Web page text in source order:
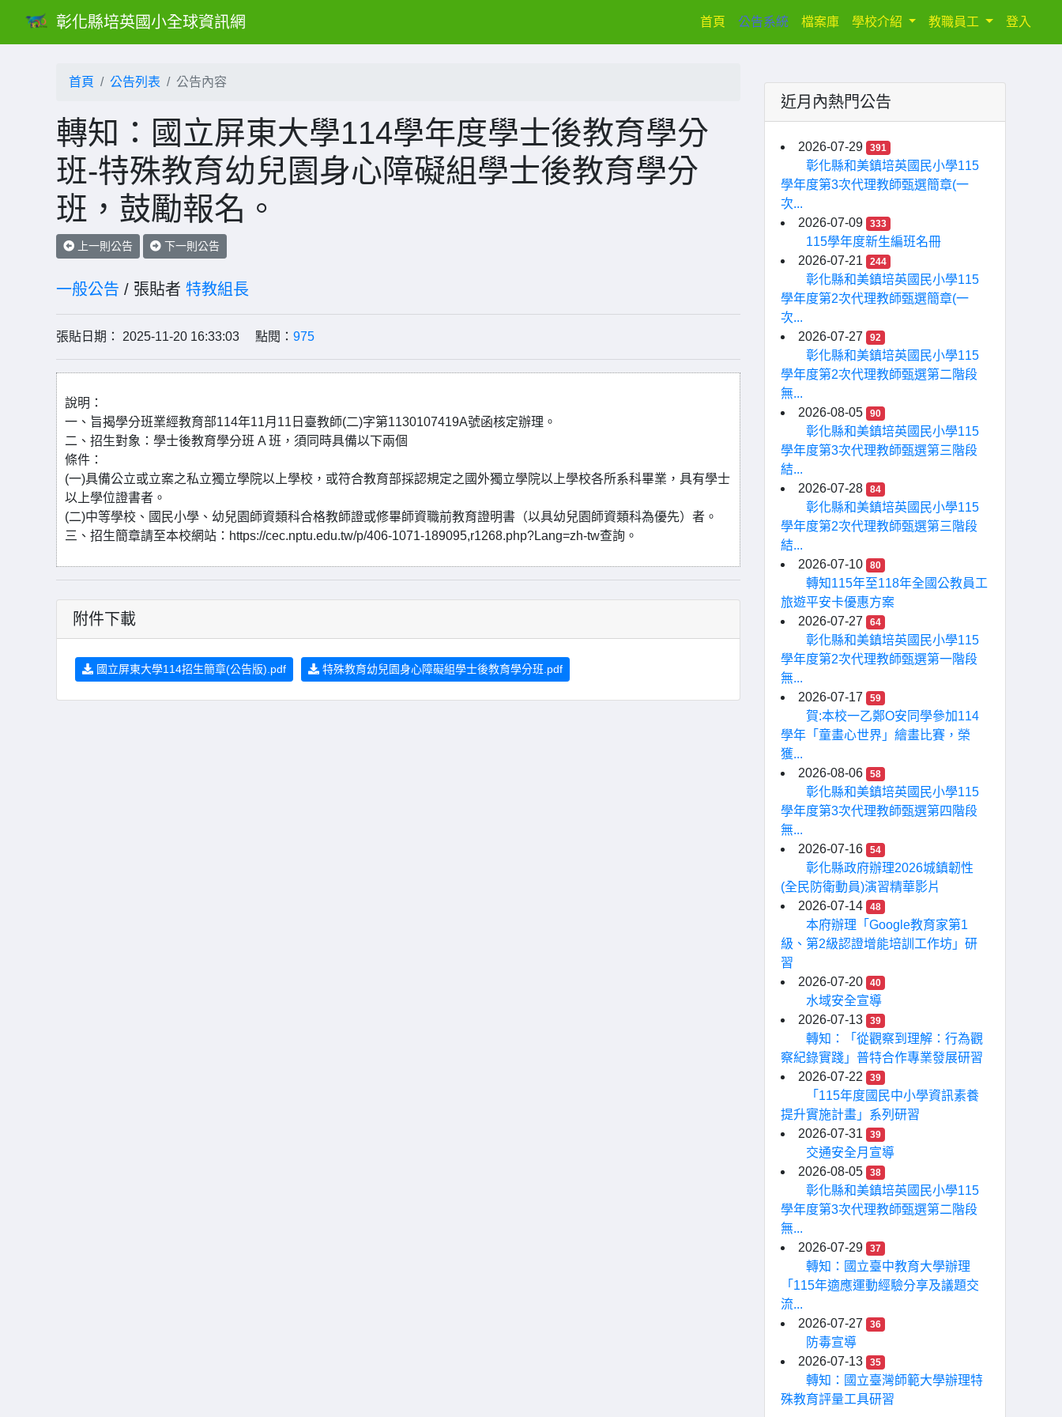
彰化縣培英國小全球資訊網 首頁(current)
公告系統 檔案庫 學校介紹 教職員工 登入
首頁 公告列表 公告內容
轉知：國立屏東大學114學年度學士後教育學分
班-特殊教育幼兒園身心障礙組學士後教育學分
班，鼓勵報名。
上一則公告 下一則公告
一般公告 / 張貼者 特教組長
張貼日期： 2025-11-20 16:33:03 點閱： 975
說明：
一、旨揭學分班業經教育部114年11月11日臺教師(二)字第1130107419A號函核定辦理。
二、招生對象：學士後教育學分班 A 班，須同時具備以下兩個
條件：
(一)具備公立或立案之私立獨立學院以上學校，或符合教育部採認規定之國外獨立學院以上學校各所系科畢業，具有學士
以上學位證書者。
(二)中等學校、國民小學、幼兒園師資類科合格教師證或修畢師資職前教育證明書（以具幼兒園師資類科為優先）者。
三、招生簡章請至本校網站：https://cec.nptu.edu.tw/p/406-1071-189095,r1268.php?Lang=zh-tw查詢。
附件下載
國立屏東大學114招生簡章(公告版).pdf 特殊教育幼兒園身心障礙組學士後教育學分班.pdf
近月內熱門公告
2026-07-29 391
彰化縣和美鎮培英國民小學115
學年度第3次代理教師甄選簡章(一
次...
2026-07-09
333
115學年度新生編班名冊
2026-07-21
244
彰化縣和美鎮培英國民小學115
學年度第2次代理教師甄選簡章(一
次...
2026-07-27
92
彰化縣和美鎮培英國民小學115
學年度第2次代理教師甄選第二階段
無...
2026-08-05
90
彰化縣和美鎮培英國民小學115
學年度第3次代理教師甄選第三階段
結...
2026-07-28
84
彰化縣和美鎮培英國民小學115
學年度第2次代理教師甄選第三階段
結...
2026-07-10
80
轉知115年至118年全國公教員工
旅遊平安卡優惠方案
2026-07-27
64
彰化縣和美鎮培英國民小學115
學年度第2次代理教師甄選第一階段
無...
2026-07-17
59
賀:本校一乙鄭O安同學參加114
學年「童畫心世界」繪畫比賽，榮
獲...
2026-08-06
58
彰化縣和美鎮培英國民小學115
學年度第3次代理教師甄選第四階段
無...
2026-07-16
54
彰化縣政府辦理2026城鎮韌性
(全民防衛動員)演習精華影片
2026-07-14
48
本府辦理「Google教育家第1
級、第2級認證增能培訓工作坊」研
習
2026-07-20
40
水域安全宣導
2026-07-13
39
轉知：「從觀察到理解：行為觀
察紀錄實踐」普特合作專業發展研習
2026-07-22
39
「115年度國民中小學資訊素養
提升實施計畫」系列研習
2026-07-31
39
交通安全月宣導
2026-08-05
38
彰化縣和美鎮培英國民小學115
學年度第3次代理教師甄選第二階段
無...
2026-07-29
37
轉知：國立臺中教育大學辦理
「115年適應運動經驗分享及議題交
流...
2026-07-27
36
防毒宣導
2026-07-13
35
轉知：國立臺灣師範大學辦理特
殊教育評量工具研習